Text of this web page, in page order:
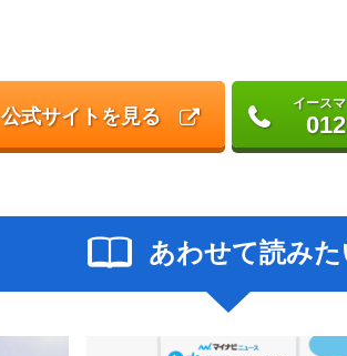
公式サイトを見る
イース
あわせて読みた